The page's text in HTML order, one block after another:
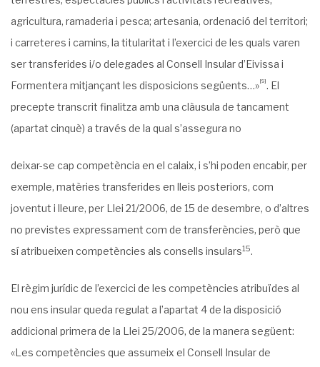
agricultura, ramaderia i pesca; artesania, ordenació del territori;
i carreteres i camins, la titularitat i l’exercici de les quals varen
ser transferides i/o delegades al Consell Insular d’Eivissa i
Formentera mitjançant les disposicions següents…»[9]. El
precepte transcrit fina­litza amb una clàusula de tancament
(apartat cinquè) a través de la qual s’assegura no
deixar-se cap competència en el calaix, i s’hi poden encabir, per
exemple, matèries trans­ferides en lleis posteriors, com
joventut i lleure, per Llei 21/2006, de 15 de desembre, o d’altres
no previstes expressament com de transferències, però que
sí atribueixen compe­tències als consells insulars15.
El règim jurídic de l’exercici de les competències atribuïdes al
nou ens insular queda regulat a l’apartat 4 de la disposició
addicional primera de la Llei 25/2006, de la manera següent:
«Les competències que assumeix el Consell Insular de